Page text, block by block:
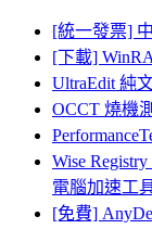
[統一發票]
[下載]
UltraEdit 純
OCCT 燒機
Wise
電腦加速工
[免費]